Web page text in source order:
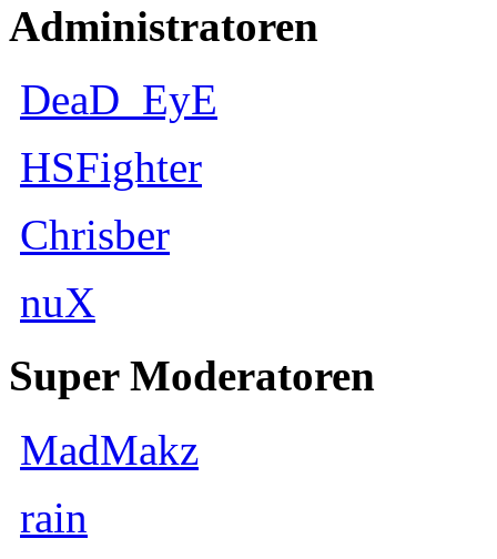
Administratoren
DeaD_EyE
HSFighter
Chrisber
nuX
Super Moderatoren
MadMakz
rain